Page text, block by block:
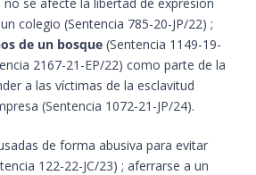
colegio (Sentencia 785-20-JP/22) ;
de un bosque (Sentencia 1149-19-
2167-21-EP/22) como parte de la
a las víctimas de la esclavitud
(Sentencia 1072-21-JP/24).
de forma abusiva para evitar
122-22-JC/23) ; aferrarse a un